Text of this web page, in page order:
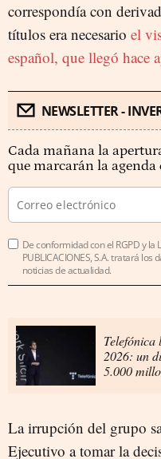
correspondía con
títulos era necesario el
español, que llegó hace
NEWSLETTER -
Cada mañana la
que marcarán la agenda
De conformidad con el RGPD y la
PUBLICACIONES, S.A. tratará
noticias de actualidad.
Telefónica
2026: un
5.000
La irrupción del grupo
Ejecutivo a tomar la